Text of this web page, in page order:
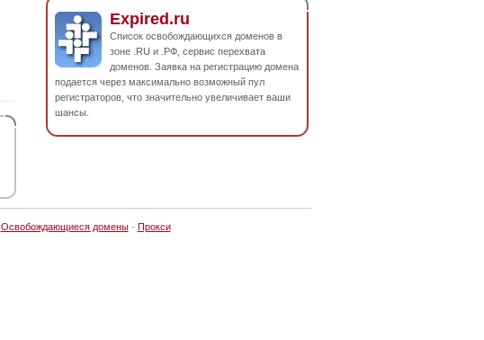
Expired.ru
Список освобождающихся доменов в
зоне .RU и .РФ, сервис перехвата
доменов. Заявка на регистрацию домена
подается через максимально возможный пул
регистраторов, что значительно увеличивает ваши
шансы.
Освобождающиеся домены· Прокси